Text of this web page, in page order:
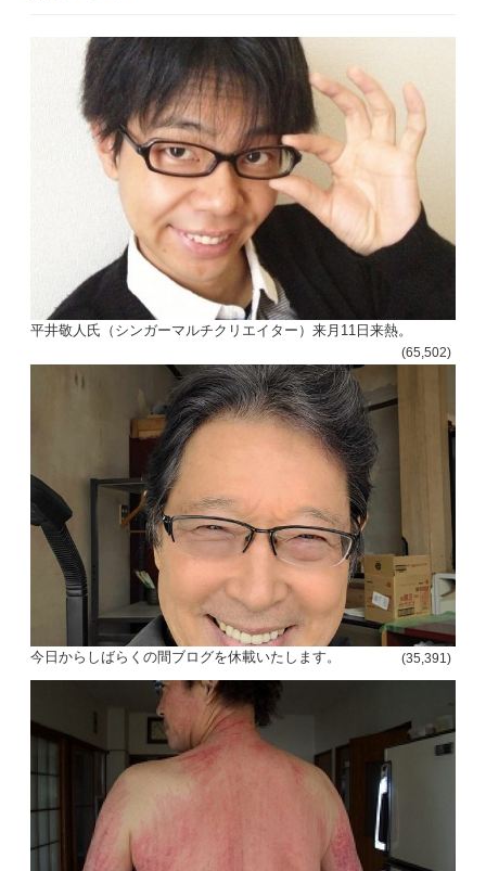
平井敬人氏（シンガーマルチクリエイター）来月11日来熱。
(65,502)
今日からしばらくの間ブログを休載いたします。 (35,391)